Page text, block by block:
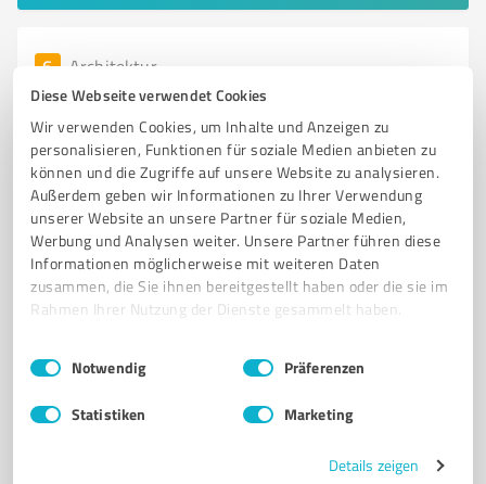
Diese Webseite verwendet Cookies
Wir verwenden Cookies, um Inhalte und Anzeigen zu
personalisieren, Funktionen für soziale Medien anbieten zu
können und die Zugriffe auf unsere Website zu analysieren.
Außerdem geben wir Informationen zu Ihrer Verwendung
unserer Website an unsere Partner für soziale Medien,
Werbung und Analysen weiter. Unsere Partner führen diese
Informationen möglicherweise mit weiteren Daten
zusammen, die Sie ihnen bereitgestellt haben oder die sie im
Rahmen Ihrer Nutzung der Dienste gesammelt haben.
Impressum Datenschutzbestimmungen
Einwilligungsauswahl
Notwendig Präferenzen
Statistiken Marketing
Details zeigen
6 Architektur
Octagon Architekturkollektiv Leipzig
Interdisziplinäre Architektur- und Stadtplanung in
Leipzig durch Octagon Kollekt
ARCHITEKTUR STÄDTEBAU FREIRAUMPLANUNG INTERDISZIPLINÄR
NACHHALTIGE ARCHITEKTUR URBANES DESIGN LEIPZIG
ARCHITEKTEN STADTPLANER KREATIVE LÖSUNGEN
FUNKTIONALE RÄUME DIALOGORIENTIERT
mail@octagon-architekturkollektiv.net